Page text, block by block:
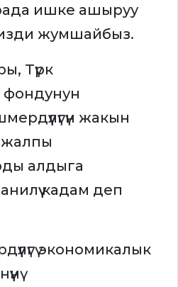
ишке ашыруу
жумшайбыз.
Түрк
фондунун
жакын
жалпы
алдыга
кадам деп
экономикалык